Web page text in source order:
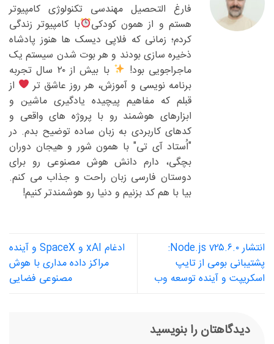
فارغ التحصیل مهندسی تکنولوژی کامپیوتر
هستم و از همون کودکی
با کامپیوتر زندگی
کردم؛ زمانی که فلاپی دیسک ها هنوز پادشاه
ذخیره سازی بودند و هر بوت شدن سیستم یک
ماجراجویی بود!
با بیش از ۲۰ سال تجربه
برنامه نویسی و آموزش، هر روز عاشق تر
از
قبلم که مفاهیم پیچیده یادگیری ماشین و
ابزارهای هوشمند رو با پروژه های واقعی و
کدهای کاربردی به زبان ساده توضیح بدم. در
"اُستاد آی تی" با همون شور و هیجان دوران
بچگی، دارم دانش هوش مصنوعی رو برای
دوستان فارسی زبان راحت و جذاب می کنم.
بیا با هم کد بزنیم و دنیا رو هوشمندتر کنیم!
انتشار Node.js v۲۵.۶.۰:
پشتیبانی بومی از تایپ
اسکریپت و آینده توسعه وب
ادغام xAI و SpaceX و آینده
مراکز داده مداری با هوش
مصنوعی فضایی
دیدگاهتان را بنویسید